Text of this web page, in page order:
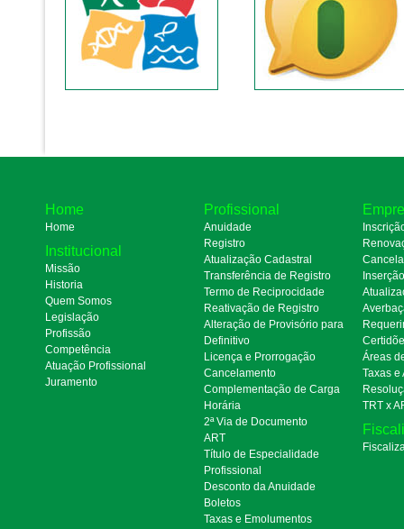
Home
Home
Institucional
Missão
Historia
Quem Somos
Legislação
Profissão
Competência
Atuação Profissional
Juramento
Profissional
Anuidade
Registro
Atualização Cadastral
Transferência de Registro
Termo de Reciprocidade
Reativação de Registro
Alteração de Provisório para
Definitivo
Licença e Prorrogação
Cancelamento
Complementação de Carga
Horária
2ª Via de Documento
ART
Título de Especialidade
Profissional
Desconto da Anuidade
Boletos
Taxas e Emolumentos
Áreas
Taxas e
TRT x